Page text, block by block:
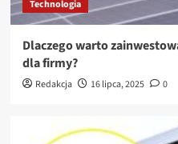
Technologia
Dlaczego warto
dla firmy?
Redakcja 16 lipca, 2025 0